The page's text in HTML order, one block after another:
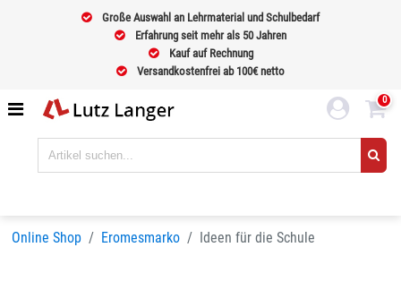
Große Auswahl an Lehrmaterial und Schulbedarf
Erfahrung seit mehr als 50 Jahren
Kauf auf Rechnung
Versandkostenfrei ab 100€ netto
0
Online Shop Eromesmarko Ideen für die Schule